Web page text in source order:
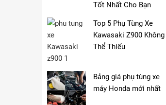
Tốt Nhất Cho Bạn
Top 5 Phụ Tùng Xe
Kawasaki Z900 Không
Thể Thiếu
Bảng giá phụ tùng xe
máy Honda mới nhất